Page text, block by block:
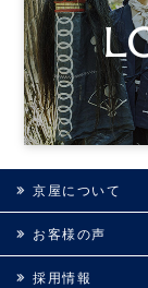
京屋について
お客様の声
採用情報